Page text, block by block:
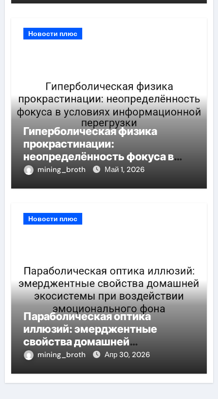
Новости плюс
Гиперболическая физика
прокрастинации:
неопределённость фокуса в
условиях информационной
mining_broth Май 1, 2026
Новости плюс
Параболическая оптика
иллюзий: эмерджентные
свойства домашней
экосистемы при воздействии
mining_broth Апр 30, 2026